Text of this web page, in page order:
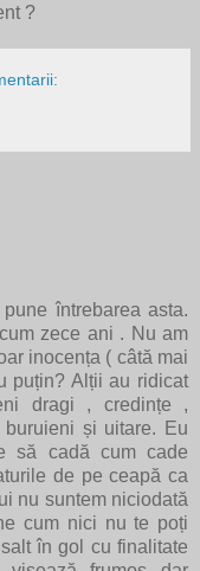
?
întrebarea asta.
zece ani . Nu am
inocența ( câtă mai
puțin? Alții au ridicat
dragi , credințe ,
și uitare. Eu
să cadă cum cade
de pe ceapă ca
nu suntem niciodată
cum nici nu te poți
în gol cu finalitate